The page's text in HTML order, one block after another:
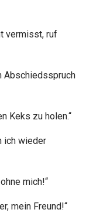
vermisst, ruf
Abschiedsspruch
Keks zu holen.“
ich wieder
mich!“
mein Freund!“